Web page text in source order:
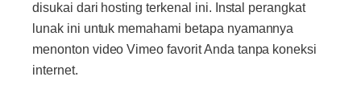
disukai dari hosting terkenal ini. Instal perangkat
lunak ini untuk memahami betapa nyamannya
menonton video Vimeo favorit Anda tanpa koneksi
internet.